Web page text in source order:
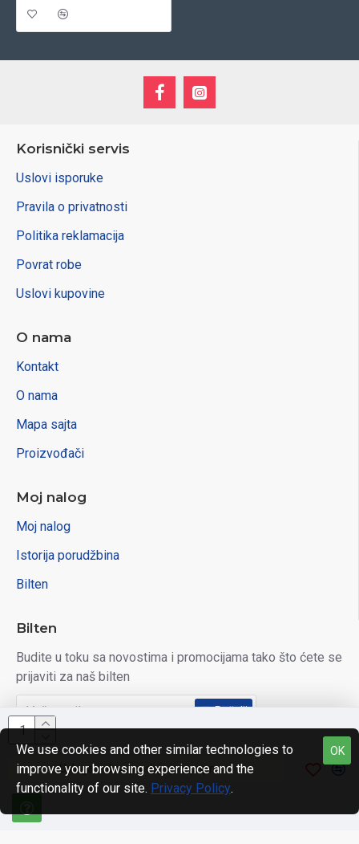
Usluga online prodaje je u pripremi.
Korisnički servis
Uslovi isporuke
Pravila o privatnosti
Politika reklamacija
Povrat robe
Uslovi kupovine
O nama
Kontakt
O nama
Mapa sajta
Proizvođači
Moj nalog
Moj nalog
Istorija porudžbina
Bilten
Bilten
Budite u toku sa novostima i promocijama tako što ćete se
prijaviti za naš bilten
Pošalji
Pročitao/la sam i slažem se sa Pravila privatnosti OK
We use cookies and other similar technologies to
improve your browsing experience and the
functionality of our site. Privacy Policy.